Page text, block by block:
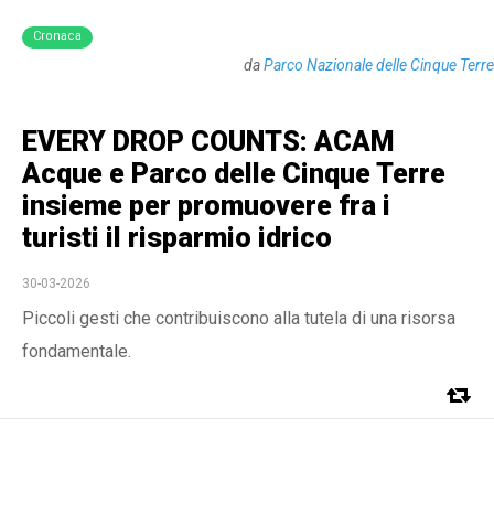
Cronaca
daParco Nazionale delle Cinque Terre
EVERY DROP COUNTS: ACAM
Acque e Parco delle Cinque Terre
insieme per promuovere fra i
turisti il risparmio idrico
30-03-2026
Piccoli gesti che contribuiscono alla tutela di una risorsa
fondamentale.